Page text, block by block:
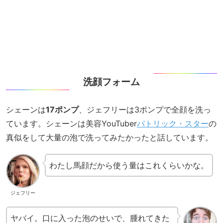
洗顔フォーム
シェーンは17ポンプ、ジェフリーは3ポンプで全顔を洗っ
ています。シェーンは美容YouTuberパトリック・スターの
真似をして大量の泡で洗ってみたかったと話しています。
ジェフリー
わたし馬顔だから使う量はこれくらいかな。
ヤバイ。口に入った泡のせいで、腫れてきた